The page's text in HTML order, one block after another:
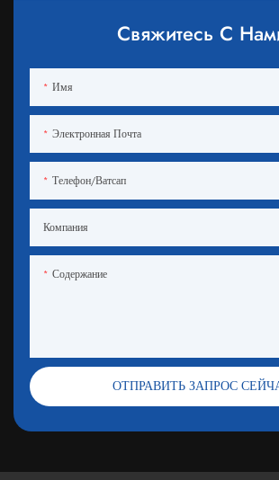
Свяжитесь С
Имя
Электронная Почта
Телефон/ватсап
Компания
Содержание
ОТПРАВИТЬ ЗАПРОС